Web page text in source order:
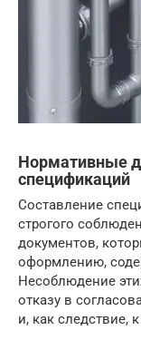
Нормативные
спецификаций
Составление
строгого
документов,
оформлению,
Несоблюдение
отказу в
и, как следствие,